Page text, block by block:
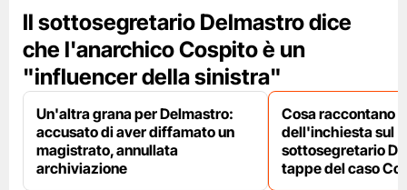
Il sottosegretario Delmastro dice
che l'anarchico Cospito è un
"influencer della sinistra"
Un'altra grana per Delmastro:
accusato di aver diffamato un
magistrato, annullata
archiviazione
Cosa raccontano
dell'inchiesta sul
sottosegretario
tappe del caso